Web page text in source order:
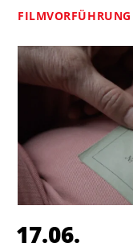
17.06.
FILMVORFÜHRUNG